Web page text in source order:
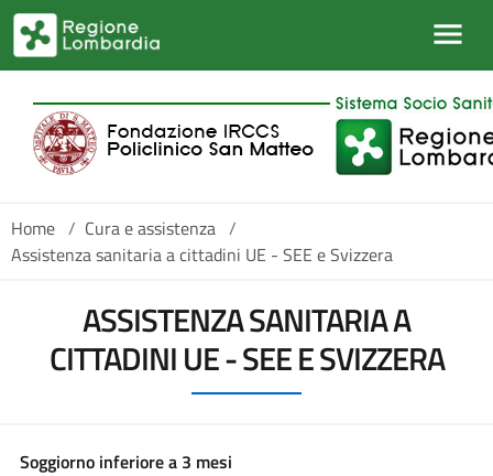
Salta al contenuto principale
Home / Cura e assistenza /
Assistenza sanitaria a cittadini UE - SEE e Svizzera
ASSISTENZA SANITARIA A
CITTADINI UE - SEE E SVIZZERA
Soggiorno inferiore a 3 mesi